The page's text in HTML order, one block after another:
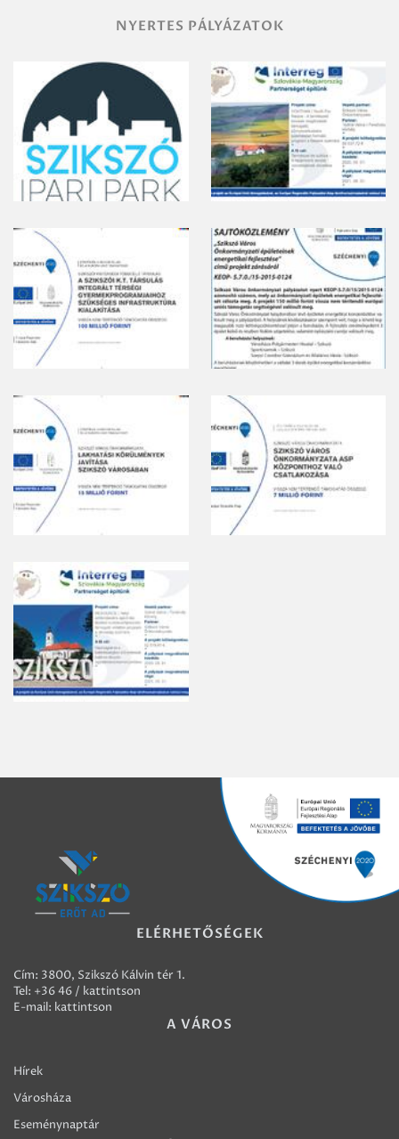
NYERTES PÁLYÁZATOK
ELÉRHETŐSÉGEK
Cím: 3800, Szikszó Kálvin tér 1.
Tel: +36 46 / kattintson
E-mail: kattintson
A VÁROS
Hírek
Városháza
Eseménynaptár